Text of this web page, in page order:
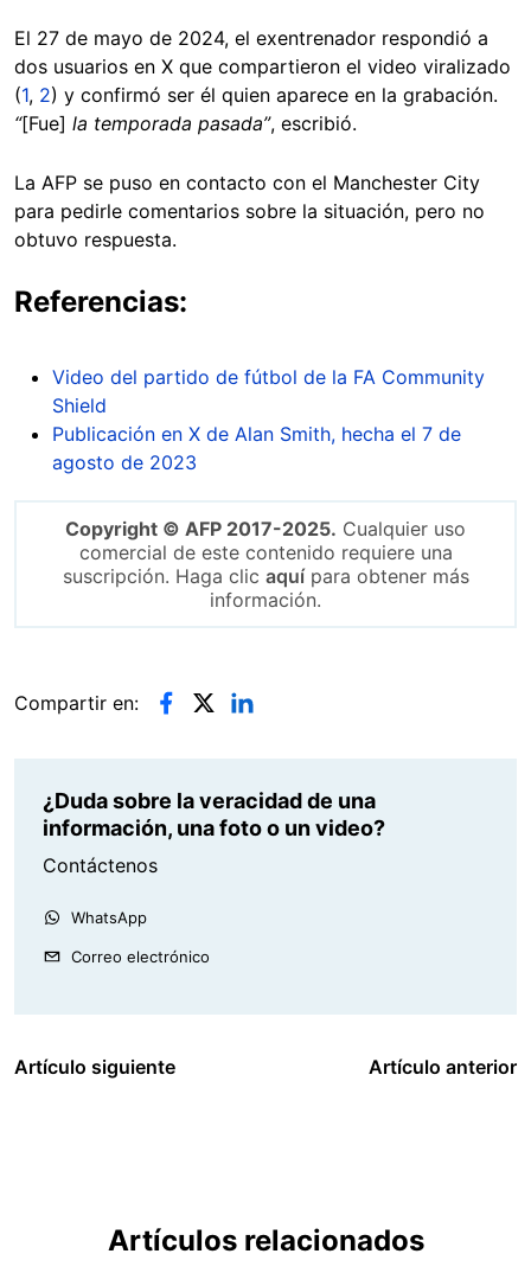
El 27 de mayo de 2024, el exentrenador respondió a
dos usuarios en X que compartieron el video viralizado
(1, 2) y confirmó ser él quien aparece en la grabación.
“[Fue] la temporada pasada”, escribió.
La AFP se puso en contacto con el Manchester City
para pedirle comentarios sobre la situación, pero no
obtuvo respuesta.
Referencias:
Video del partido de fútbol de la FA Community
Shield
Publicación en X de Alan Smith, hecha el 7 de
agosto de 2023
Copyright © AFP 2017-2025. Cualquier uso
comercial de este contenido requiere una
suscripción. Haga clic aquípara obtener más
información.
Compartir en:
¿Duda sobre la veracidad de una
información, una foto o un video?
Contáctenos
WhatsApp
Correo electrónico
Artículo siguiente Artículo anterior
Artículos relacionados